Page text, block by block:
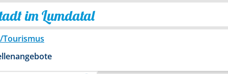
im Lumdatal